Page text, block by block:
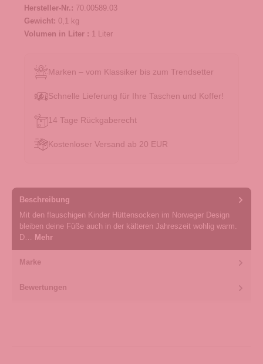
Hersteller-Nr.: 70.00589.03
Gewicht: 0,1 kg
Volumen in Liter : 1 Liter
Marken – vom Klassiker bis zum Trendsetter
Schnelle Lieferung für Ihre Taschen und Koffer!
14 Tage Rückgaberecht
Kostenloser Versand ab 20 EUR
Beschreibung
Mit den flauschigen Kinder Hüttensocken im Norweger Design
bleiben deine Füße auch in der kälteren Jahreszeit wohlig warm.
D… Mehr
Marke
Bewertungen